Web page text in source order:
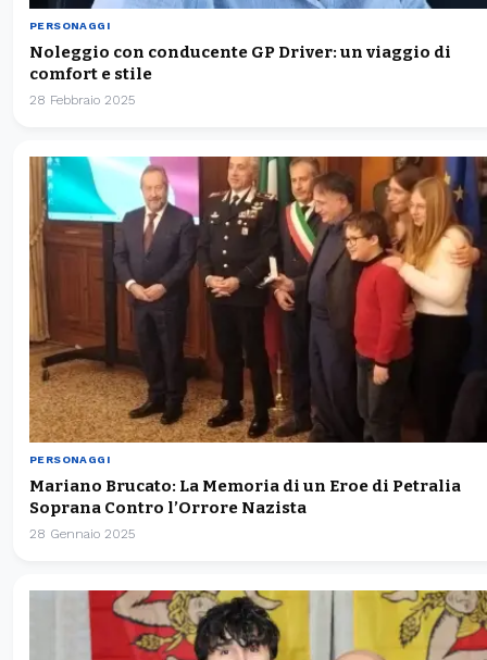
PERSONAGGI
Noleggio con conducente GP Driver: un viaggio di
comfort e stile
28 Febbraio 2025
PERSONAGGI
Mariano Brucato: La Memoria di un Eroe di Petralia
Soprana Contro l’Orrore Nazista
28 Gennaio 2025